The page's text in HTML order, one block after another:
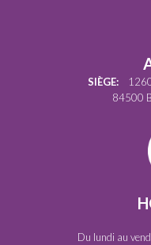
SIÈGE: 1260
84500
Du lundi au